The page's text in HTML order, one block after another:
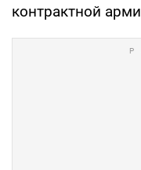
контрактной